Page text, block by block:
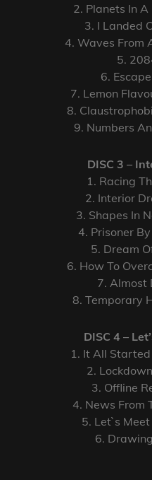
2. Planets In
3. I Landed
4. Waves From
5.
6.
7. Lemon
8.
9. Numbers
DISC 3 –
1. Racing
2. Interior
3. Shapes In
4. Prisoner
5. Dream
6. How To
7. Almost
8. Temporary
DISC 4 –
1. It All
2.
3. Offline
4. News From
5. Let`s
6.